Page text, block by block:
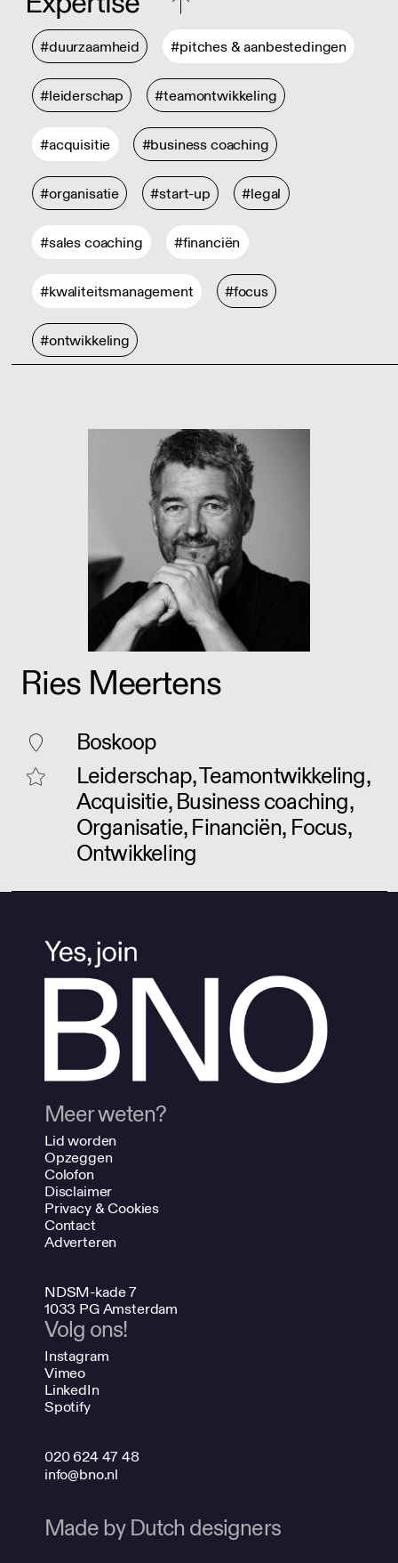
#duurzaamheid #pitches & aanbestedingen
#leiderschap #teamontwikkeling
#acquisitie #business coaching
#organisatie #start-up #legal
#sales coaching #financiën
#kwaliteitsmanagement #focus
#ontwikkeling
Ries Meertens
Boskoop
Leiderschap, Teamontwikkeling,
Acquisitie, Business coaching,
Organisatie, Financiën, Focus,
Ontwikkeling
Meer weten?
Lid worden
Opzeggen
Colofon
Disclaimer
Privacy & Cookies
Contact
Adverteren
NDSM-kade 7
1033 PG Amsterdam
Volg ons!
Instagram
Vimeo
LinkedIn
Spotify
020 624 47 48
info@bno.nl
Made by Dutch designers